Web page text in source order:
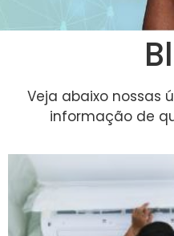
Veja abaixo nossas
informação de